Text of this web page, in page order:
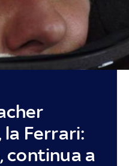
la Ferrari:
continua a